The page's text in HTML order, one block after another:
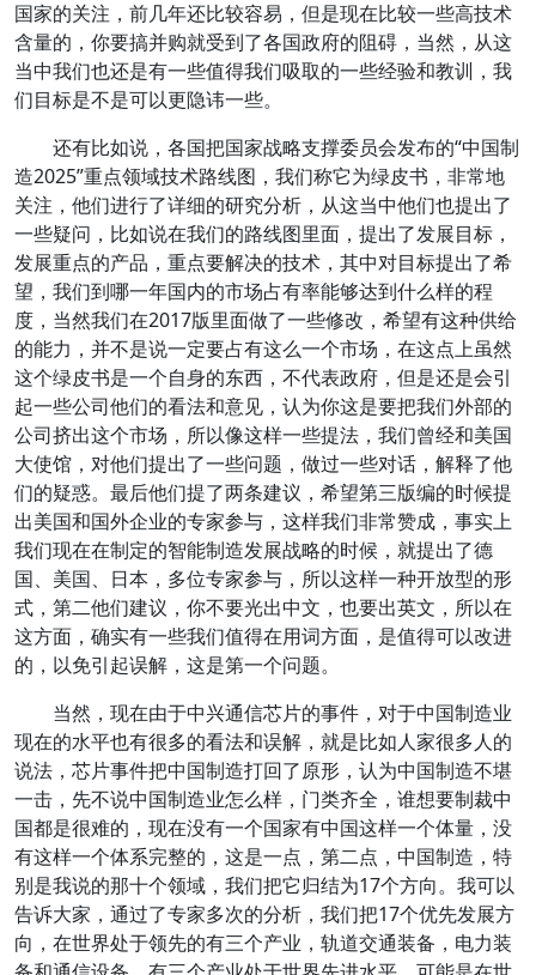
国家的关注，前几年还比较容易，但是现在比较一些高技术
含量的，你要搞并购就受到了各国政府的阻碍，当然，从这
当中我们也还是有一些值得我们吸取的一些经验和教训，我
们目标是不是可以更隐讳一些。
还有比如说，各国把国家战略支撑委员会发布的“中国制
造2025”重点领域技术路线图，我们称它为绿皮书，非常地
关注，他们进行了详细的研究分析，从这当中他们也提出了
一些疑问，比如说在我们的路线图里面，提出了发展目标，
发展重点的产品，重点要解决的技术，其中对目标提出了希
望，我们到哪一年国内的市场占有率能够达到什么样的程
度，当然我们在2017版里面做了一些修改，希望有这种供给
的能力，并不是说一定要占有这么一个市场，在这点上虽然
这个绿皮书是一个自身的东西，不代表政府，但是还是会引
起一些公司他们的看法和意见，认为你这是要把我们外部的
公司挤出这个市场，所以像这样一些提法，我们曾经和美国
大使馆，对他们提出了一些问题，做过一些对话，解释了他
们的疑惑。最后他们提了两条建议，希望第三版编的时候提
出美国和国外企业的专家参与，这样我们非常赞成，事实上
我们现在在制定的智能制造发展战略的时候，就提出了德
国、美国、日本，多位专家参与，所以这样一种开放型的形
式，第二他们建议，你不要光出中文，也要出英文，所以在
这方面，确实有一些我们值得在用词方面，是值得可以改进
的，以免引起误解，这是第一个问题。
当然，现在由于中兴通信芯片的事件，对于中国制造业
现在的水平也有很多的看法和误解，就是比如人家很多人的
说法，芯片事件把中国制造打回了原形，认为中国制造不堪
一击，先不说中国制造业怎么样，门类齐全，谁想要制裁中
国都是很难的，现在没有一个国家有中国这样一个体量，没
有这样一个体系完整的，这是一点，第二点，中国制造，特
别是我说的那十个领域，我们把它归结为17个方向。我可以
告诉大家，通过了专家多次的分析，我们把17个优先发展方
向，在世界处于领先的有三个产业，轨道交通装备，电力装